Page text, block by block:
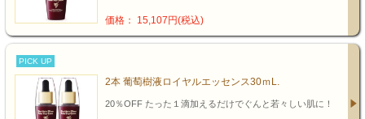
価格： 15,107円(税込)
PICK UP
2本 葡萄樹液ロイヤルエッセンス30ｍL.
20％OFF たった１滴加えるだけでぐんと若々しい肌に！